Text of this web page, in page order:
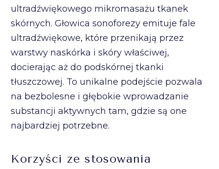
ultradźwiękowego mikromasażu tkanek
skórnych. Głowica sonoforezy emituje fale
ultradźwiękowe, które przenikają przez
warstwy naskórka i skóry właściwej,
docierając aż do podskórnej tkanki
tłuszczowej. To unikalne podejście pozwala
na bezbolesne i głębokie wprowadzanie
substancji aktywnych tam, gdzie są one
najbardziej potrzebne.
Korzyści ze stosowania